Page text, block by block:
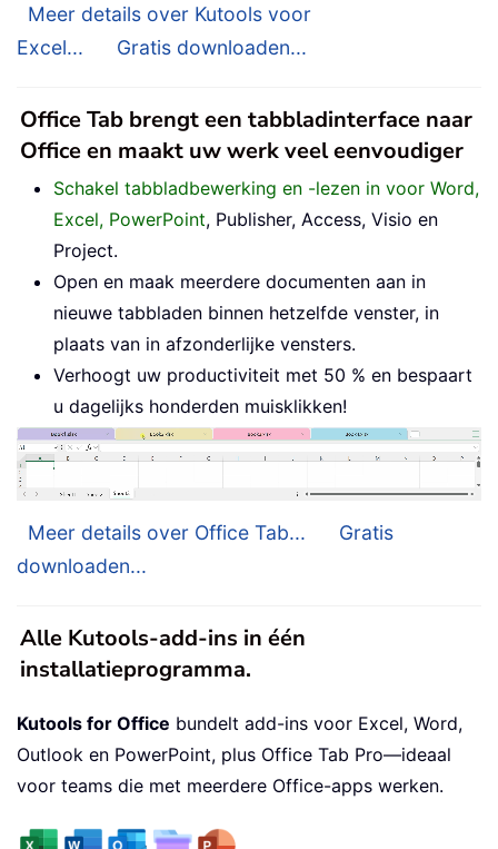
Meer details over Kutools voor
Excel...
Gratis downloaden...
Office Tab brengt een tabbladinterface naar
Office en maakt uw werk veel eenvoudiger
Schakel tabbladbewerking en -lezen in voor Word,
Excel, PowerPoint, Publisher, Access, Visio en
Project.
Open en maak meerdere documenten aan in
nieuwe tabbladen binnen hetzelfde venster, in
plaats van in afzonderlijke vensters.
Verhoogt uw productiviteit met 50 % en bespaart
u dagelijks honderden muisklikken!
Meer details over Office Tab...
Gratis
downloaden...
Alle Kutools-add-ins in één
installatieprogramma.
Kutools for Office bundelt add-ins voor Excel, Word,
Outlook en PowerPoint, plus Office Tab Pro—ideaal
voor teams die met meerdere Office-apps werken.